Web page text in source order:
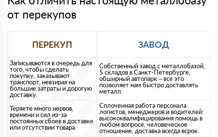
от перекупов
ПЕРЕКУП ЗАВОД
Записываются в очередь для
того, чтобы сделать
покупку, заказывают
транспорт, невзирая на
большие затраты и дорогую
доставку.
Собственный завод с металлобазой,
5 складов в Санкт-Петербурге,
обширный автопарк – все это
позволяет нам быстро доставлять
металл.
Теряете много нервов,
времени и сил из-за
постоянных сбоев в доставке
или отсутствии товара.
Сплоченная работа персонала
логистов, менеджеров и водителей:
высококвалифицировання помощь в
любом вопросе, человеческое
отношение, доставка всегда всрок.